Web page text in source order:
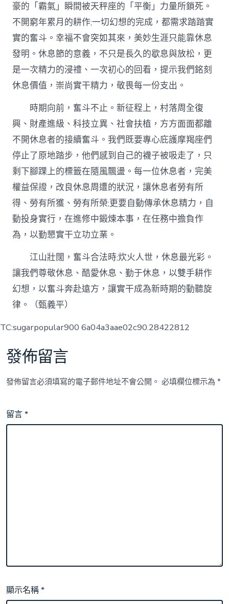
豪的「霸氣」瞬間被天秤座的「平衡」力量所鎖死。
不開窮年累月的耕作;一切幻想的完成，都需求踏踏實
實的奮斗。幸福不會突如其來，美妙生涯只能靠休息
發明。休息節的意義，不只是長久的歇息與放松，更
是一次精力的浸禮、一次初心的回看，提示我們銘刻
休息價值，崇尚實干精力，敬畏每一份支出。
時期向前，奮斗不止。新征程上，村落周全復
興、財產進級、科技立異、社會扶植，方方面面都離
不開休息者的接續奮斗。我們既要專心庇護摩羯座們
停止了原地踏步，他們感到自己的襪子被吸走了，只
剩下腳踝上的標籤在隨風飄盪。每一位休息者，完美
權益保證，改良休息周遭的狀況，讓休息者勞有所
得、勞有所獲、勞有所榮;更要自動傳承休息精力，自
動投身實行，在進修中鍛煉本事，在任務中擔負作
為，以勤懇實干立功立業。
江山壯闊，奮斗合法時;炊火人世，休息最光彩。
讓我們尊敬休息、酷愛休息、勤于休息，以雙手耕作
幻想，以奮斗奔赴遠方，讓實干成為新時期的動聽旋
律。（甄義平）
TC:sugarpopular900 6a04a3aae02c90.28422812
發佈留言
發佈留言必須填寫的電子郵件地址不會公開。 必填欄位標示為*
留言*
顯示名稱*